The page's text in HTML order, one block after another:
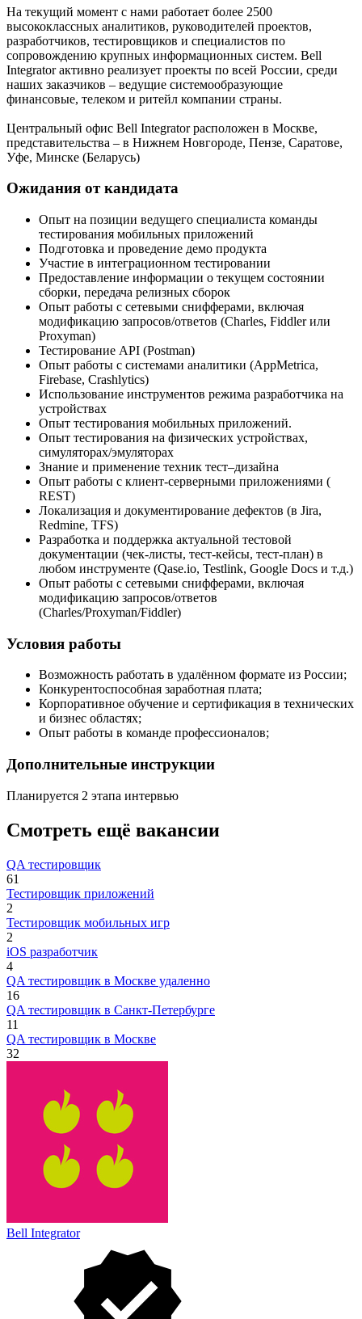
На текущий момент с нами работает более 2500
высококлассных аналитиков, руководителей проектов,
разработчиков, тестировщиков и специалистов по
сопровождению крупных информационных систем. Bell
Integrator активно реализует проекты по всей России, среди
наших заказчиков – ведущие системообразующие
финансовые, телеком и ритейл компании страны.
Центральный офис Bell Integrator расположен в Москве,
представительства – в Нижнем Новгороде, Пензе, Саратове,
Уфе, Минске (Беларусь)
Ожидания от кандидата
Опыт на позиции ведущего специалиста команды
тестирования мобильных приложений
Подготовка и проведение демо продукта
Участие в интеграционном тестировании
Предоставление информации о текущем состоянии
сборки, передача релизных сборок
Опыт работы с сетевыми снифферами, включая
модификацию запросов/ответов (Charles, Fiddler или
Proxyman)
Тестирование API (Postman)
Опыт работы с системами аналитики (AppMetrica,
Firebase, Crashlytics)
Использование инструментов режима разработчика на
устройствах
Опыт тестирования мобильных приложений.
Опыт тестирования на физических устройствах,
симуляторах/эмуляторах
Знание и применение техник тест–дизайна
Опыт работы с клиент-серверными приложениями (
REST)
Локализация и документирование дефектов (в Jira,
Redmine, TFS)
Разработка и поддержка актуальной тестовой
документации (чек-листы, тест-кейсы, тест-план) в
любом инструменте (Qase.io, Testlink, Google Docs и т.д.)
Опыт работы с сетевыми снифферами, включая
модификацию запросов/ответов
(Charles/Proxyman/Fiddler)
Условия работы
Возможность работать в удалённом формате из России;
Конкурентоспособная заработная плата;
Корпоративное обучение и сертификация в технических
и бизнес областях;
Опыт работы в команде профессионалов;
Дополнительные инструкции
Планируется 2 этапа интервью
Смотреть ещё вакансии
QA тестировщик
61
Тестировщик приложений
2
Тестировщик мобильных игр
2
iOS разработчик
4
QA тестировщик в Москве удаленно
16
QA тестировщик в Санкт-Петербурге
11
QA тестировщик в Москве
32
Bell Integrator